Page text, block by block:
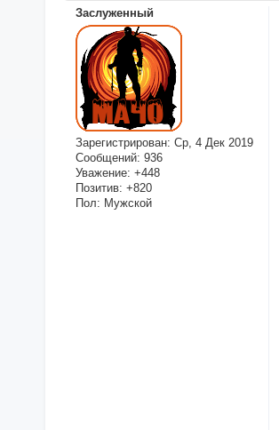
Заслуженный
Зарегистрирован: Ср, 4 Дек 2019
Сообщений: 936
Уважение: +448
Позитив: +820
Пол: Мужской